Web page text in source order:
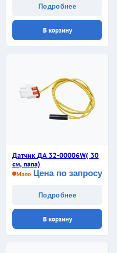
Подробнее
В корзину
Датчик ДА 32-00006W( 30
см, папа)
Мало Цена по запросу
Подробнее
В корзину